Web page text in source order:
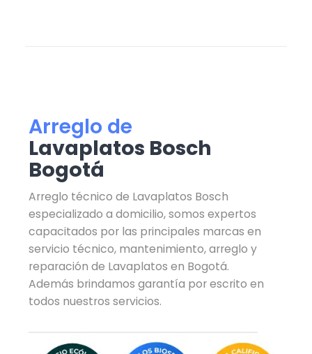
Arreglo de
Lavaplatos Bosch
Bogotá
Arreglo técnico de Lavaplatos Bosch
especializado a domicilio, somos expertos
capacitados por las principales marcas en
servicio técnico, mantenimiento, arreglo y
reparación de Lavaplatos en Bogotá.
Además brindamos garantía por escrito en
todos nuestros servicios.